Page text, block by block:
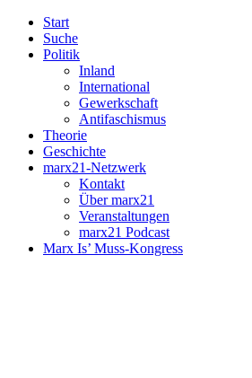
Start
Suche
Politik
Inland
International
Gewerkschaft
Antifaschismus
Theorie
Geschichte
marx21-Netzwerk
Kontakt
Über marx21
Veranstaltungen
marx21 Podcast
Marx Is’ Muss-Kongress